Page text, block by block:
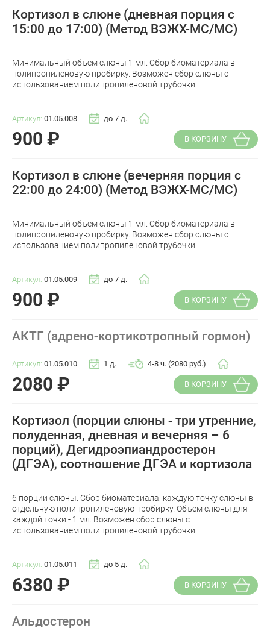
Кортизол в слюне (дневная порция с
15:00 до 17:00) (Метод ВЭЖХ-МС/МС)
Минимальный объем слюны 1 мл. Сбор биоматериала в
полипропиленовую пробирку. Возможен сбор слюны с
использованием полипропиленовой трубочки.
Артикул: 01.05.008 до 7 д.
900 ₽ В КОРЗИНУ
Кортизол в слюне (вечерняя порция с
22:00 до 24:00) (Метод ВЭЖХ-МС/МС)
Минимальный объем слюны 1 мл. Сбор биоматериала в
полипропиленовую пробирку. Возможен сбор слюны с
использованием полипропиленовой трубочки.
Артикул: 01.05.009 до 7 д.
900 ₽ В КОРЗИНУ
АКТГ (адрено-кортикотропный гормон)
Артикул: 01.05.010 1 д. 4-8 ч. (2080 руб.)
2080 ₽ В КОРЗИНУ
Кортизол (порции слюны - три утренние,
полуденная, дневная и вечерняя – 6
порций), Дегидроэпиандростерон
(ДГЭА), соотношение ДГЭА и кортизола
6 порции слюны. Сбор биоматериала: каждую точку слюны в
отдельную полипропиленовую пробирку. Объем слюны для
каждой точки - 1 мл. Возможен сбор слюны с
использованием полипропиленовой трубочки.
Артикул: 01.05.011 до 5 д.
6380 ₽ В КОРЗИНУ
Альдостерон